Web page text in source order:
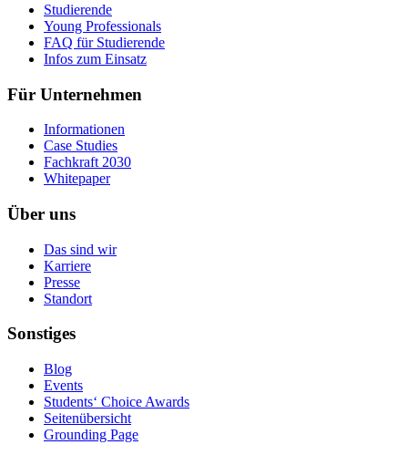
Studierende
Young Professionals
FAQ für Studierende
Infos zum Einsatz
Für Unternehmen
Informationen
Case Studies
Fachkraft 2030
Whitepaper
Über uns
Das sind wir
Karriere
Presse
Standort
Sonstiges
Blog
Events
Students‘ Choice Awards
Seitenübersicht
Grounding Page